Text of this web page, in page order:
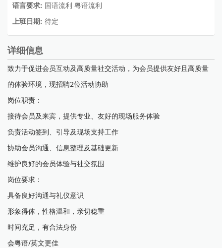
语言要求: 国语流利 粤语流利
上班日期: 待定
详细信息
致力于促进会员互动及高质量社交活动，为会员提供友好且高质量
的体验环境，现招聘2位活动协助
岗位职责：
接待会员及来宾，提供专业、友好的现场服务体验
负责活动签到、引导及现场支持工作
协助会员沟通、信息整理及基础更新
维护良好的会员体验与社交氛围
岗位要求：
具备良好沟通与礼仪意识
形象得体，性格温和，亲切稳重
时间充足，有合法身份
会粤语/英文更佳